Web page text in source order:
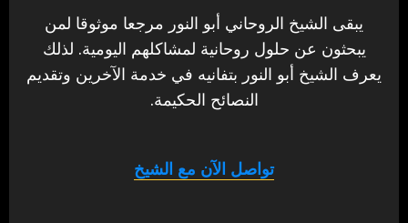
يبقى الشيخ الروحاني أبو النور مرجعا موثوقا لمن
يبحثون عن حلول روحانية لمشاكلهم اليومية. لذلك
يعرف الشيخ أبو النور بتفانيه في خدمة الآخرين وتقديم
النصائح الحكيمة.
تواصل الآن مع الشيخ